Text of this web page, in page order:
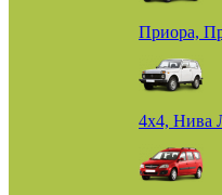
Приора,
4х4, Нива